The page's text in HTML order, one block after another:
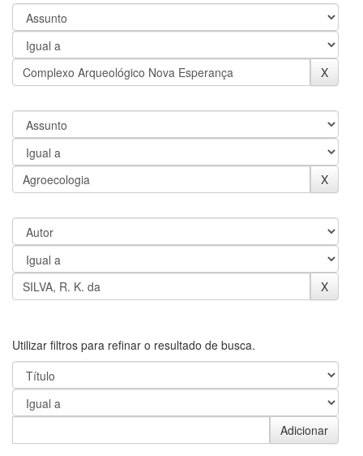
Utilizar filtros para refinar o resultado de busca.